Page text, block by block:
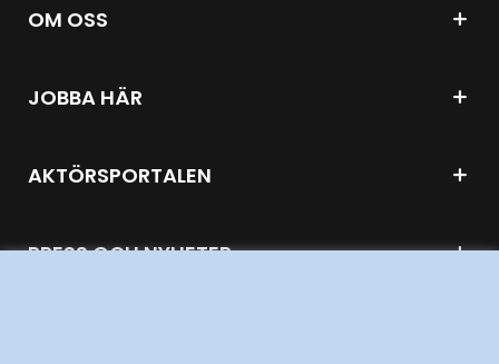
OM OSS
JOBBA HÄR
AKTÖRSPORTALEN
PRESS OCH NYHETER